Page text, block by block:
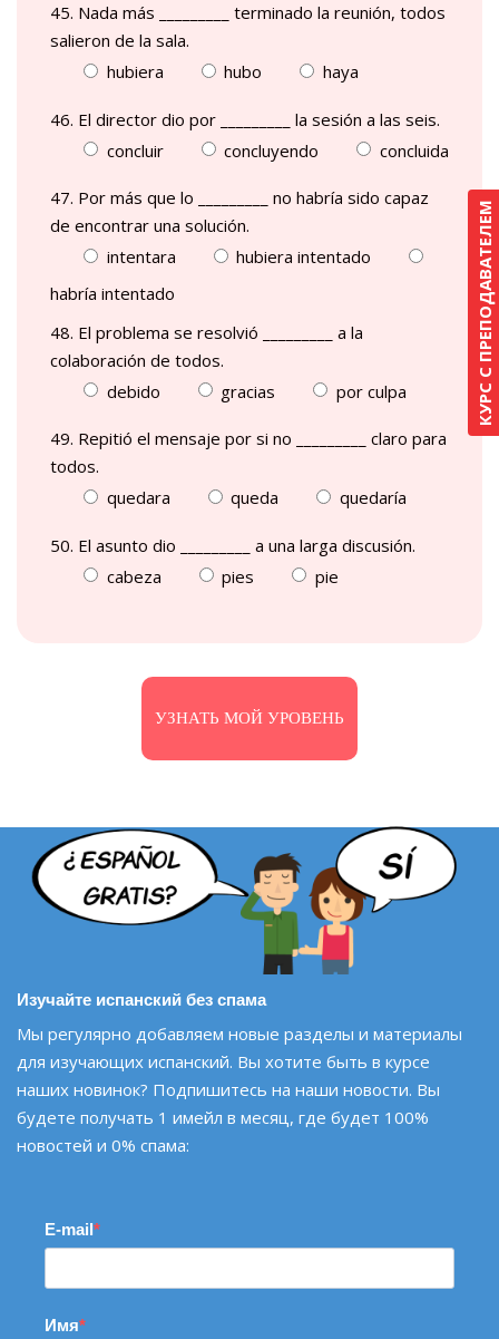
КУРС С ПРЕПОДАВАТЕЛЕМ
45. Nada más _________ terminado la reunión, todos
salieron de la sala.
hubiera
hubo haya
46. El director dio por _________ la sesión a las seis.
concluir
concluyendo concluida
47. Por más que lo _________ no habría sido capaz
de encontrar una solución.
intentara
hubiera intentado
habría intentado
48. El problema se resolvió _________ a la
colaboración de todos.
debido
gracias por culpa
49. Repitió el mensaje por si no _________ claro para
todos.
quedara
queda quedaría
50. El asunto dio _________ a una larga discusión.
cabeza
pies pie
УЗНАТЬ МОЙ УРОВЕНЬ
Изучайте испанский без спама
Мы регулярно добавляем новые разделы и материалы
для изучающих испанский. Вы хотите быть в курсе
наших новинок? Подпишитесь на наши новости. Вы
будете получать 1 имейл в месяц, где будет 100%
новостей и 0% спама:
E-mail
Имя